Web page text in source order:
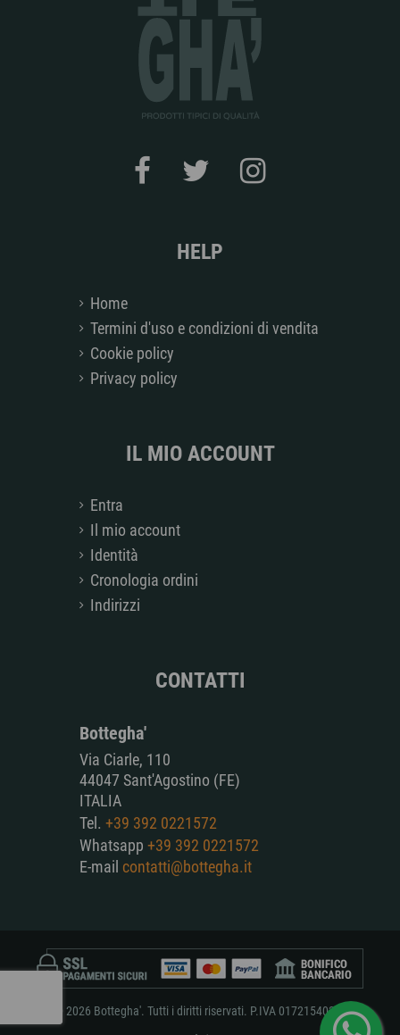
HELP
Home
Termini d'uso e condizioni di vendita
Cookie policy
Privacy policy
IL MIO ACCOUNT
Entra
Il mio account
Identità
Cronologia ordini
Indirizzi
CONTATTI
Bottegha'
Via Ciarle, 110
44047 Sant'Agostino (FE)
ITALIA
Tel. +39 392 0221572
Whatsapp +39 392 0221572
E-mail contatti@bottegha.it
© 2026 Bottegha'. Tutti i diritti riservati. P.IVA 01721540381